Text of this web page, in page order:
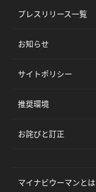
プレスリリース一覧
お知らせ
サイトポリシー
推奨環境
お詫びと訂正
マイナビウーマンとは